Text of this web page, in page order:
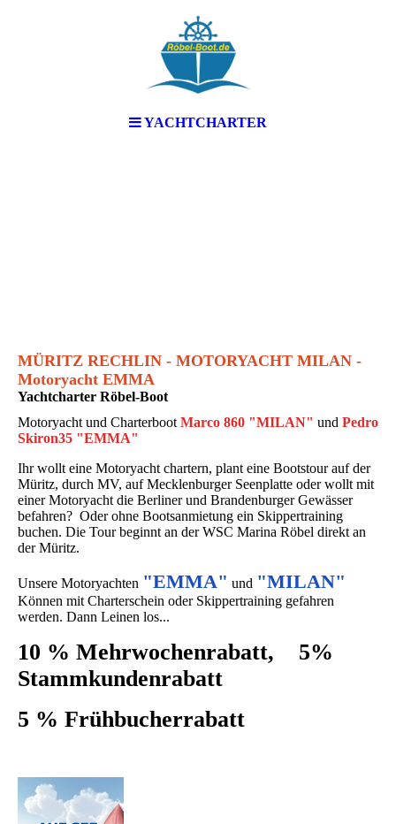
YACHTCHARTER
MÜRITZ RECHLIN - MOTORYACHT MILAN -
Motoryacht EMMA
Yacht­charter Röbel-Boot
Motoryacht und Charterboot Marco 860 "MILAN" und Pedro
Skiron35 "EMMA"
Ihr wollt eine Motoryacht chartern, plant eine Bootstour auf der
Müritz, durch MV, auf Mecklen­burger Seenplatte oder wollt mit
einer Motoryacht die Berliner und Branden­burger Gewässer
befahren? Oder ohne Bootsanmietung ein Skippertraining
buchen. Die Tour beginnt an der WSC Marina Röbel direkt an
der Müritz.
Unsere Motoryachten "EMMA" und "MILAN"
Können mit Charterschein oder Skippertraining gefahren
werden. Dann Leinen los...
10 % Mehrwochenrabatt, 5%
Stammkundenrabatt
5 % Frühbucherrabatt